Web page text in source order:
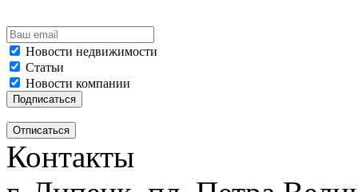
Новости недвижимости
Статьи
Новости компании
Контакты